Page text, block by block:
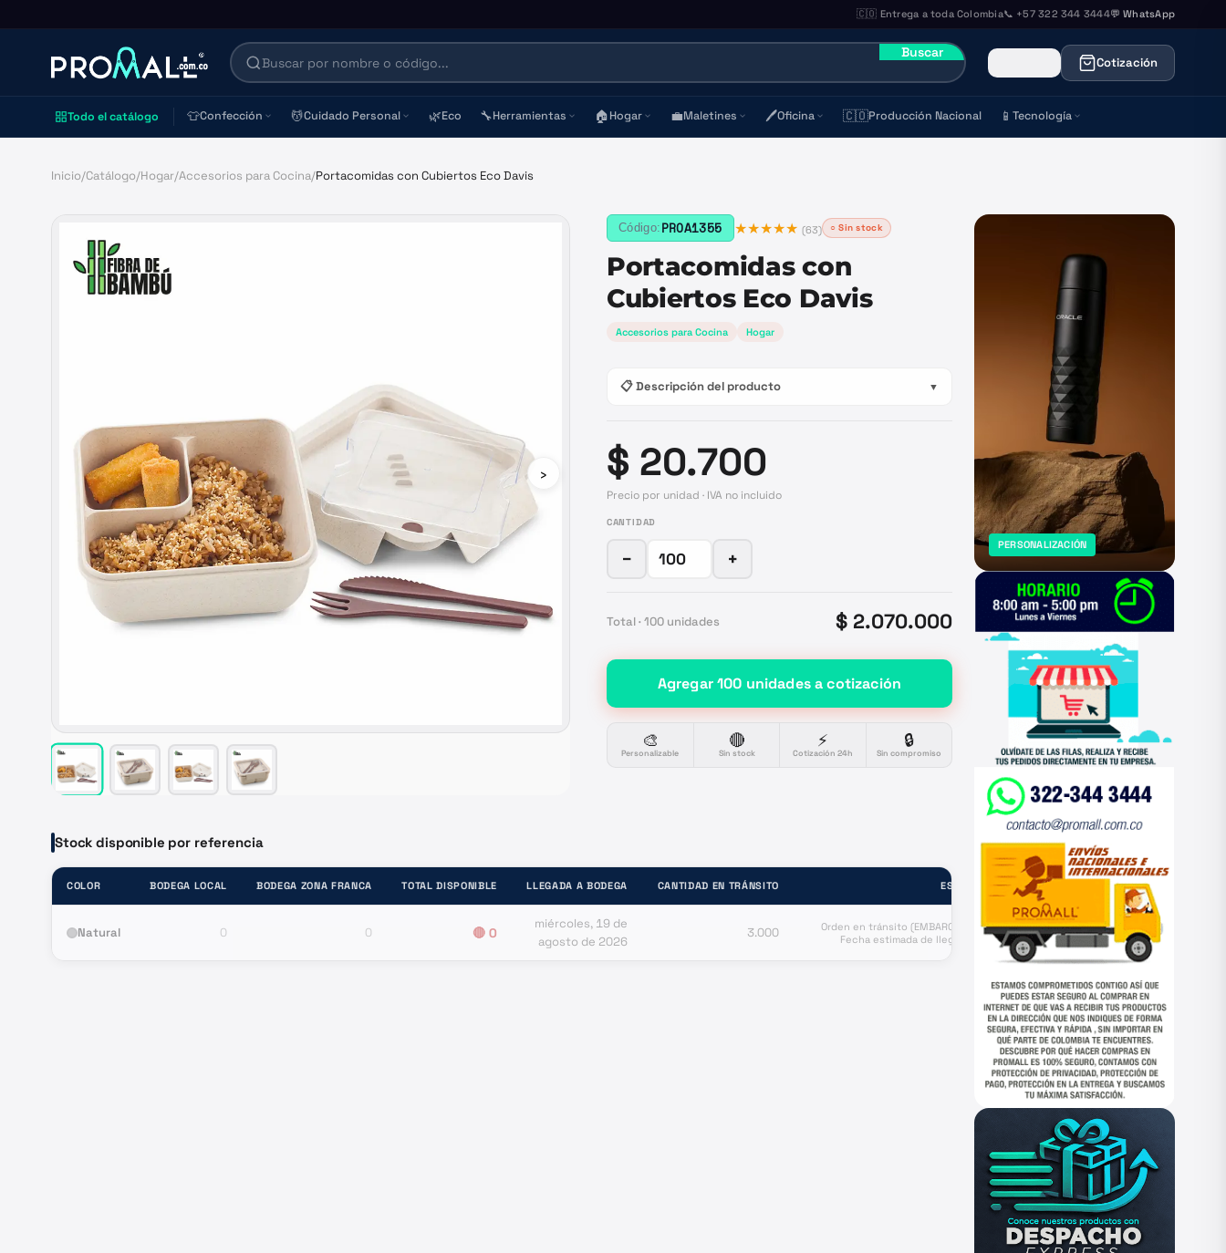
🇨🇴 Entrega a toda Colombia📞 +57 322 344 3444💬 WhatsApp
Buscar
Cotización
Todo el catálogo 👕Confección 💆Cuidado Personal 🌿Eco 🔧Herramientas 🏠Hogar 💼Maletines 🖊️Oficina 🇨🇴Producción Nacional 📱 Tecnología
Inicio/Catálogo/Hogar/Accesorios para Cocina/Portacomidas con Cubiertos Eco Davis
›
Código: PROA1355 ★★★★★ (63) ○ Sin stock
Portacomidas con
Cubiertos Eco Davis
Accesorios para Cocina Hogar
📋 Descripción del producto ▼
$ 20.700
Precio por unidad · IVA no incluido
CANTIDAD
− +
Total · 100 unidades $ 2.070.000
Agregar100 unidadesa cotización
🎨
Personalizable
🔴
Sin stock
⚡
Cotización 24h
🔒
Sin compromiso
Stock disponible por referencia
COLOR BODEGA LOCAL BODEGA ZONA FRANCA TOTAL DISPONIBLE LLEGADA A BODEGA CANTIDAD EN TRÁNSITO ESTADO
Natural 0 0 🔴 0
miércoles, 19 de
agosto de 2026
3.000
Orden en tránsito (EMBARCADO).
Fecha estimada de llegada a
PERSONALIZACIÓN